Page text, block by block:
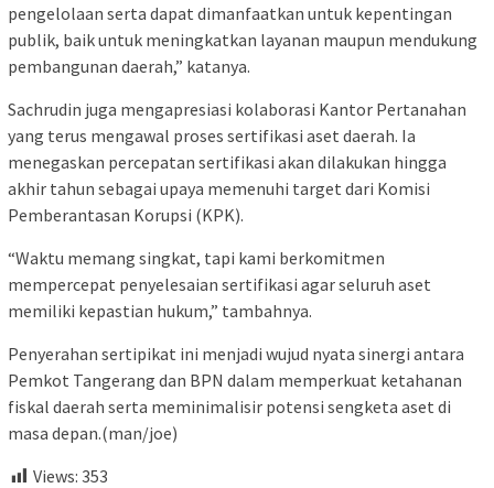
pengelolaan serta dapat dimanfaatkan untuk kepentingan
publik, baik untuk meningkatkan layanan maupun mendukung
pembangunan daerah,” katanya.
Sachrudin juga mengapresiasi kolaborasi Kantor Pertanahan
yang terus mengawal proses sertifikasi aset daerah. Ia
menegaskan percepatan sertifikasi akan dilakukan hingga
akhir tahun sebagai upaya memenuhi target dari Komisi
Pemberantasan Korupsi (KPK).
“Waktu memang singkat, tapi kami berkomitmen
mempercepat penyelesaian sertifikasi agar seluruh aset
memiliki kepastian hukum,” tambahnya.
Penyerahan sertipikat ini menjadi wujud nyata sinergi antara
Pemkot Tangerang dan BPN dalam memperkuat ketahanan
fiskal daerah serta meminimalisir potensi sengketa aset di
masa depan.(man/joe)
Views: 353